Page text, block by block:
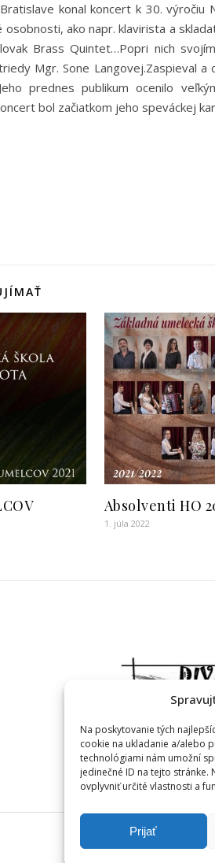
Na poskytovanie tých
cookie na ukladanie a/alebo
technológiami nám umožní
jedinečné ID na tejto
ovplyvniť určité vlastnosti a
Prijať
konal koncert k 30. výročiu
ako napr. klavirista a
Brass Quintet…Popri nich
Mgr. Sone Langovej.Zaspieval a
prednes publikum ocenilo
koncert bol začiatkom
Absolventi HO
1. júla 2022